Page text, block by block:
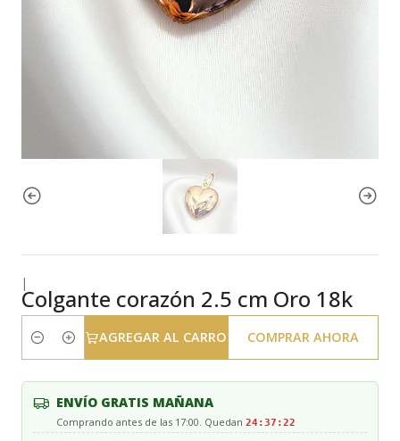
|
Colgante corazón 2.5 cm Oro 18k
Cantidad
AGREGAR AL CARRO COMPRAR AHORA
ENVÍO GRATIS MAÑANA
Comprando antes de las 17:00. Quedan 24:37:22